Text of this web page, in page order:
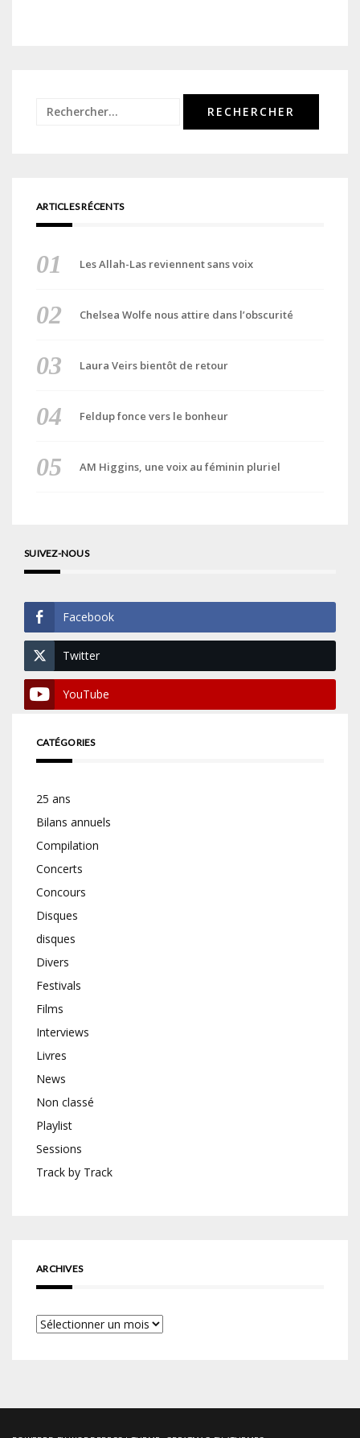
Rechercher :
ARTICLES RÉCENTS
Les Allah-Las reviennent sans voix
Chelsea Wolfe nous attire dans l’obscurité
Laura Veirs bientôt de retour
Feldup fonce vers le bonheur
AM Higgins, une voix au féminin pluriel
SUIVEZ-NOUS
Facebook
Twitter
YouTube
CATÉGORIES
25 ans
Bilans annuels
Compilation
Concerts
Concours
Disques
disques
Divers
Festivals
Films
Interviews
Livres
News
Non classé
Playlist
Sessions
Track by Track
ARCHIVES
Archives